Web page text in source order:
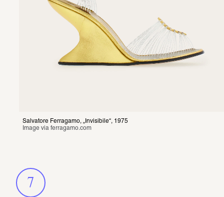
Salvatore Ferragamo, „Invisibile“, 1975
Image via ferragamo.com
7